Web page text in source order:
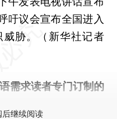
吁议会宣布全国进入
胁。（新华社记者
需求读者专门订制的
后继续阅读